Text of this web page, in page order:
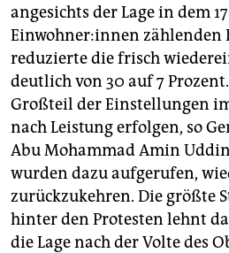
angesichts der Lage in dem
Einwohner:in­nen zählenden
reduzierte die frisch
deutlich von 30 auf 7
Großteil der Einstellungen
nach Leistung erfolgen, so
Abu Mohammad Amin
wurden dazu aufgerufen,
zurückzukehren. Die größte
hinter den Protesten lehnt
die Lage nach der Volte des